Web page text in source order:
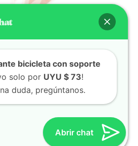
CONTACTO
(598) 099 466 212
099 466 212
Facebook
Instagram
– Canelones, Uruguay | Creado
bicicleta con soporte
solo por UYU $ 73!
duda, pregúntanos.
Abrir chat